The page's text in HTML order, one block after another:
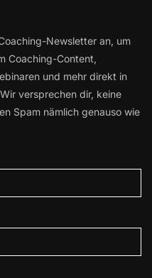
Newsletter an, um
Coaching-Content,
und mehr direkt in
versprechen dir, keine
Spam nämlich genauso wie